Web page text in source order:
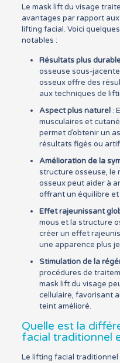
Le mask lift du visage
avantages par rapport
lifting facial. Voici
notables :
Résultats plus
osseuse sous-
osseux offre des
aux techniques de
Aspect plus naturel:
musculaires et
permet d’obtenir un
résultats figés ou
Amélioration de la
structure osseuse, le
osseux peut aider à
offrant un équilibre
Effet rajeunissant
mous et la structure
créer un effet
une apparence plus
Stimulation de la
procédures de
mask lift du visage
cellulaire, favorisant
teint amélioré.
Quelle est la
facial traditionnel
Le lifting facial